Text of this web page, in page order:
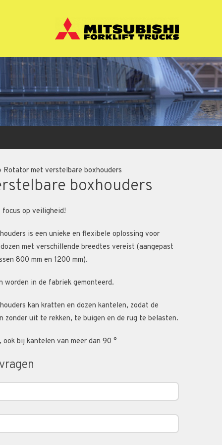
Rotator met verstelbare boxhouders
boxhouders
op veiligheid!
is een unieke en flexibele oplossing voor
met verschillende breedtes vereist (aangepast
800 mm en 1200 mm).
worden in de fabriek gemonteerd.
kan kratten en dozen kantelen, zodat de
zonder uit te rekken, te buigen en de rug te belasten.
ook bij kantelen van meer dan 90 °